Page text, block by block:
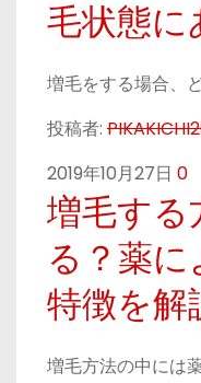
毛状態に
増毛をする場合、
投稿者:
2019年10月27日 0
増毛する
る？薬に
特徴を解
増毛方法の中には